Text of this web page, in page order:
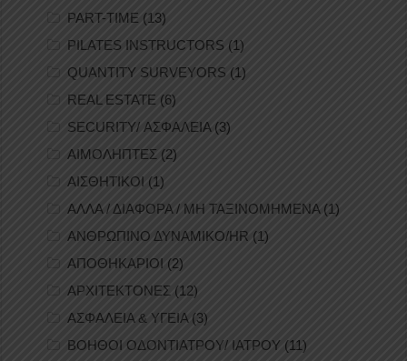
PART-TIME (13)
PILATES INSTRUCTORS (1)
QUANTITY SURVEYORS (1)
REAL ESTATE (6)
SECURITY/ ΑΣΦΑΛΕΙΑ(3)
ΑΙΜΟΛΗΠΤΕΣ (2)
ΑΙΣΘΗΤΙΚΟΙ (1)
ΑΛΛΑ / ΔΙΑΦΟΡΑ / ΜΗ ΤΑΞΙΝΟΜΗΜΕΝΑ(1)
ΑΝΘΡΩΠΙΝΟ ΔΥΝΑΜΙΚΟ/HR (1)
ΑΠΟΘΗΚΑΡΙΟΙ (2)
ΑΡΧΙΤΕΚΤΟΝΕΣ (12)
ΑΣΦΑΛΕΙΑ & ΥΓΕΙΑ (3)
ΒΟΗΘΟΙ ΟΔΟΝΤΙΑΤΡΟΥ/ ΙΑΤΡΟΥ (11)